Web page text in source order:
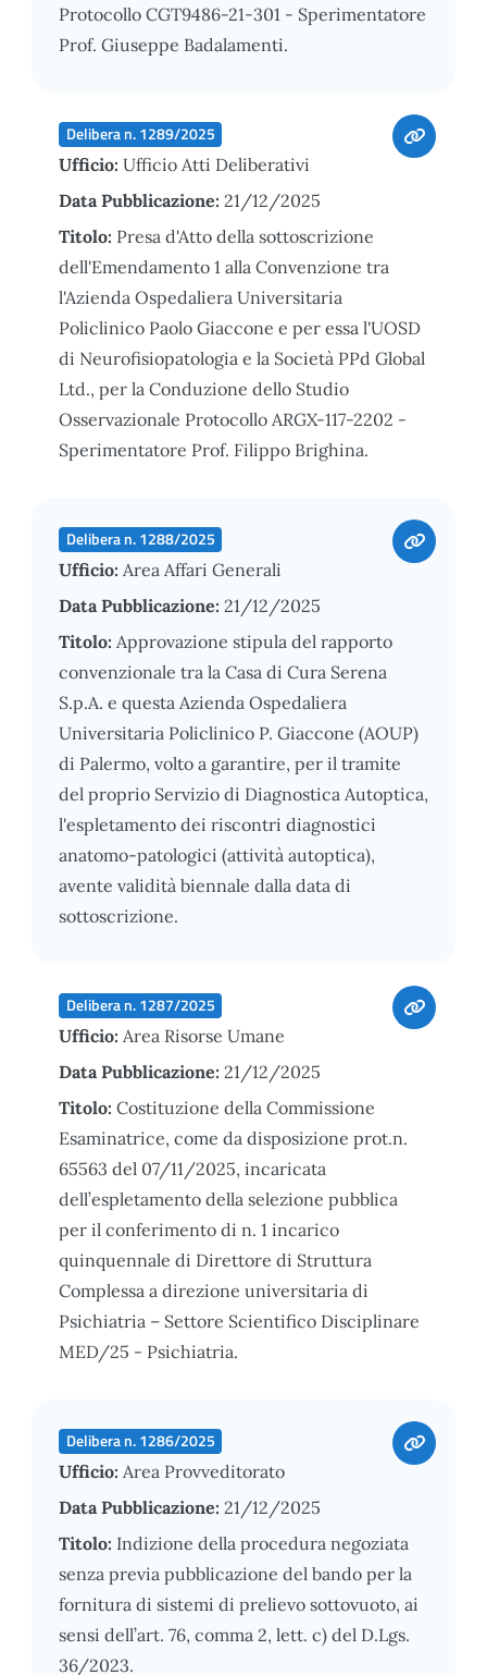
Protocollo CGT9486-21-301 - Sperimentatore
Prof. Giuseppe Badalamenti.
Delibera n. 1289/2025
Ufficio: Ufficio Atti Deliberativi
Data Pubblicazione: 21/12/2025
Titolo: Presa d'Atto della sottoscrizione
dell'Emendamento 1 alla Convenzione tra
l'Azienda Ospedaliera Universitaria
Policlinico Paolo Giaccone e per essa l'UOSD
di Neurofisiopatologia e la Società PPd Global
Ltd., per la Conduzione dello Studio
Osservazionale Protocollo ARGX-117-2202 -
Sperimentatore Prof. Filippo Brighina.
Delibera n. 1288/2025
Ufficio: Area Affari Generali
Data Pubblicazione: 21/12/2025
Titolo: Approvazione stipula del rapporto
convenzionale tra la Casa di Cura Serena
S.p.A. e questa Azienda Ospedaliera
Universitaria Policlinico P. Giaccone (AOUP)
di Palermo, volto a garantire, per il tramite
del proprio Servizio di Diagnostica Autoptica,
l'espletamento dei riscontri diagnostici
anatomo-patologici (attività autoptica),
avente validità biennale dalla data di
sottoscrizione.
Delibera n. 1287/2025
Ufficio: Area Risorse Umane
Data Pubblicazione: 21/12/2025
Titolo: Costituzione della Commissione
Esaminatrice, come da disposizione prot.n.
65563 del 07/11/2025, incaricata
dell’espletamento della selezione pubblica
per il conferimento di n. 1 incarico
quinquennale di Direttore di Struttura
Complessa a direzione universitaria di
Psichiatria – Settore Scientifico Disciplinare
MED/25 - Psichiatria.
Delibera n. 1286/2025
Ufficio: Area Provveditorato
Data Pubblicazione: 21/12/2025
Titolo: Indizione della procedura negoziata
senza previa pubblicazione del bando per la
fornitura di sistemi di prelievo sottovuoto, ai
sensi dell’art. 76, comma 2, lett. c) del D.Lgs.
36/2023.